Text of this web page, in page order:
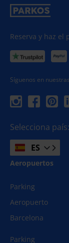
Reserva y haz el
Síguenos en
Selecciona país:
ES
Aeropuertos
Parking
Aeropuerto
Barcelona
Parking